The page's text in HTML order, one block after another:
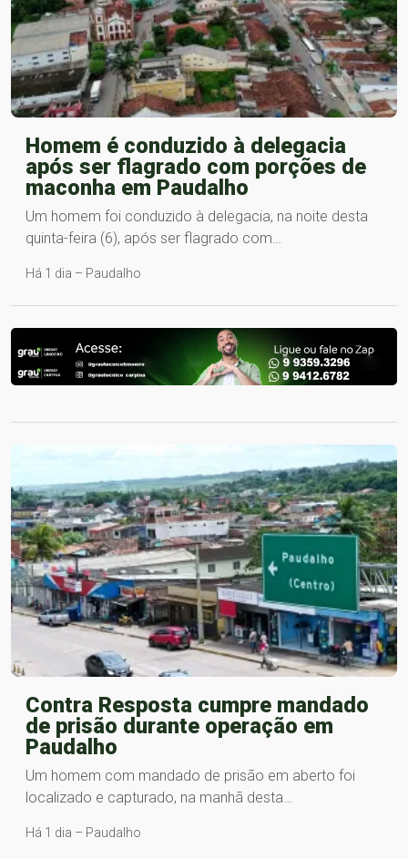
Homem é conduzido à delegacia
após ser flagrado com porções de
maconha em Paudalho
Um homem foi conduzido à delegacia, na noite desta
quinta-feira (6), após ser flagrado com…
Há 1 dia – Paudalho
Contra Resposta cumpre mandado
de prisão durante operação em
Paudalho
Um homem com mandado de prisão em aberto foi
localizado e capturado, na manhã desta…
Há 1 dia – Paudalho